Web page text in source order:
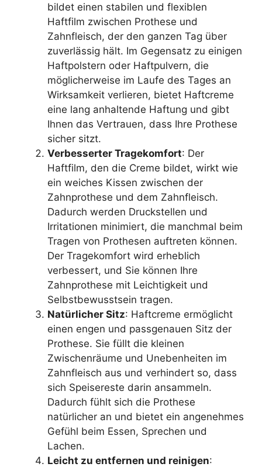
bildet einen stabilen und flexiblen
Haftfilm zwischen Prothese und
Zahnfleisch, der den ganzen Tag über
zuverlässig hält. Im Gegensatz zu einigen
Haftpolstern oder Haftpulvern, die
möglicherweise im Laufe des Tages an
Wirksamkeit verlieren, bietet Haftcreme
eine lang anhaltende Haftung und gibt
Ihnen das Vertrauen, dass Ihre Prothese
sicher sitzt.
Verbesserter Tragekomfort: Der
Haftfilm, den die Creme bildet, wirkt wie
ein weiches Kissen zwischen der
Zahnprothese und dem Zahnfleisch.
Dadurch werden Druckstellen und
Irritationen minimiert, die manchmal beim
Tragen von Prothesen auftreten können.
Der Tragekomfort wird erheblich
verbessert, und Sie können Ihre
Zahnprothese mit Leichtigkeit und
Selbstbewusstsein tragen.
Natürlicher Sitz: Haftcreme ermöglicht
einen engen und passgenauen Sitz der
Prothese. Sie füllt die kleinen
Zwischenräume und Unebenheiten im
Zahnfleisch aus und verhindert so, dass
sich Speisereste darin ansammeln.
Dadurch fühlt sich die Prothese
natürlicher an und bietet ein angenehmes
Gefühl beim Essen, Sprechen und
Lachen.
Leicht zu entfernen und reinigen: